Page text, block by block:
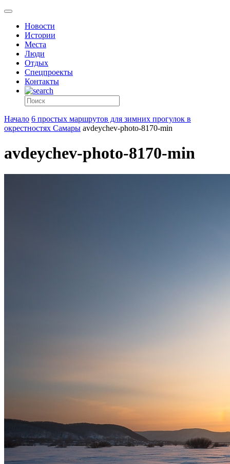
Новости
Истории
Места
Люди
Отдых
Спецпроекты
Контакты
Начало 6 простых маршрутов для зимних прогулок в
окрестностях Самары avdeychev-photo-8170-min
avdeychev-photo-8170-min